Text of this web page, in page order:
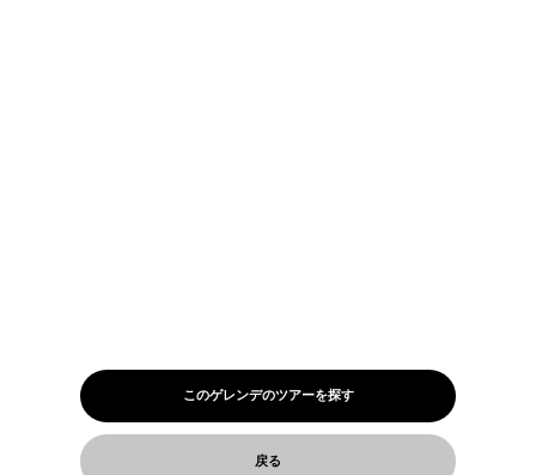
このゲレンデのツアーを探す
戻る